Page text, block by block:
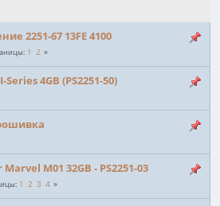
2251-67 13FE 4100
1 2
4GB (PS2251-50)
M01 32GB - PS2251-03
1 2 3 4